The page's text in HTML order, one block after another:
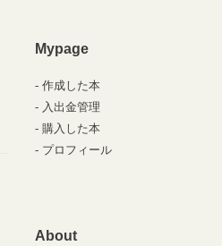
Mypage
作成した本
入出金管理
購入した本
プロフィール
About